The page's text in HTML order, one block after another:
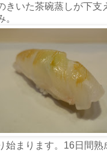
きいた茶碗蒸しが下支
始まります。16日間熟